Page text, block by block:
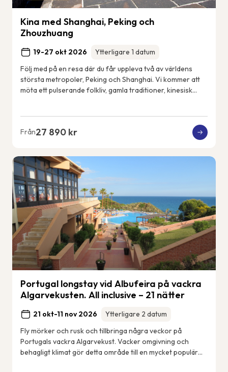
Kina med Shanghai, Peking och
Zhouzhuang
19-27 okt 2026
Ytterligare 1 datum
Följ med på en resa där du får uppleva två av världens
största metropoler, Peking och Shanghai. Vi kommer att
möta ett pulserande folkliv, gamla traditioner, kinesisk
Från27 890 kr
Portugal longstay vid Albufeira på vackra
Algarvekusten. All inclusive – 21 nätter
21 okt-11 nov 2026
Ytterligare 2 datum
Fly mörker och rusk och tillbringa några veckor på
Portugals vackra Algarvekust. Vacker omgivning och
behagligt klimat gör detta område till en mycket populär